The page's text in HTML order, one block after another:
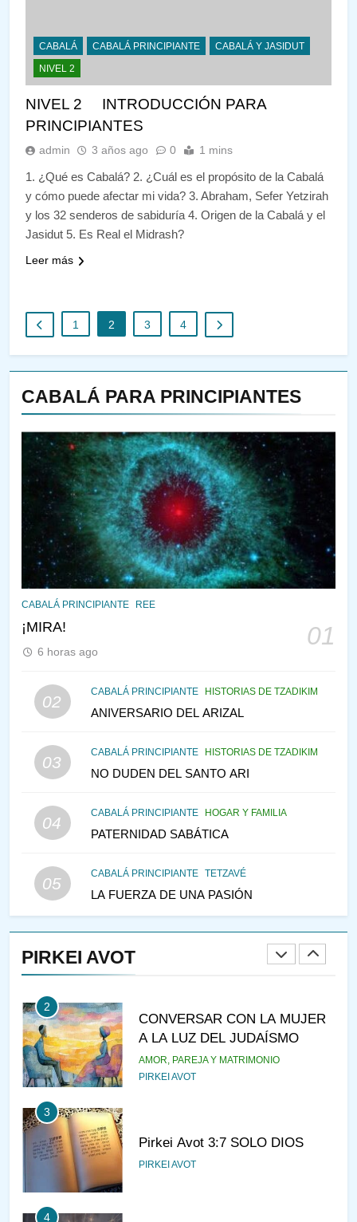
CABALÁ PARA PRINCIPIANTES
CABALÁ PRINCIPIANTE REE
¡MIRA! 01
6 horas ago
02
CABALÁ PRINCIPIANTE HISTORIAS DE TZADIKIM
ANIVERSARIO DEL ARIZAL
03
CABALÁ PRINCIPIANTE HISTORIAS DE TZADIKIM
NO DUDEN DEL SANTO ARI
04
CABALÁ PRINCIPIANTE HOGAR Y FAMILIA
PATERNIDAD SABÁTICA
05
CABALÁ PRINCIPIANTE TETZAVÉ
LA FUERZA DE UNA PASIÓN
PIRKEI AVOT
¿QUIÉN ES SABIO? EL QUE
VE LO QUE VA A NACER
PENSAMIENTO JUDÍO PIRKEI AVOT
145
CABALÁ Y JASIDUT: EL
CONSEJO DE LOS PADRES
146
VEAMOS ¿POR QUÉ
IEHOSHÚA? Y LA QUEJA DE
1
RAZI ¿QUIÉN ES SABIO?
2
CONVERSAR CON LA MUJER
A LA LUZ DEL JUDAÍSMO
AMOR, PAREJA Y MATRIMONIO
PIRKEI AVOT
3
Pirkei Avot 3:7 SOLO DIOS
PIRKEI AVOT
4
CABALÁ CABALÁ PRINCIPIANTE
CABALÁ Y JASIDUT
NIVEL 2
NIVEL 2 INTRODUCCIÓN PARA
PRINCIPIANTES
admin 3 años ago 0 1 mins
1. ¿Qué es Cabalá? 2. ¿Cuál es el propósito de la Cabalá
y cómo puede afectar mi vida? 3. Abraham, Sefer Yetzirah
y los 32 senderos de sabiduría 4. Origen de la Cabalá y el
Jasidut 5. Es Real el Midrash?
Leer más
1 2 3 4